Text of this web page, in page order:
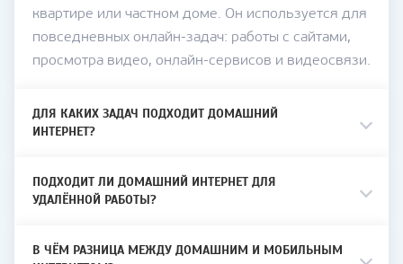
и условия зависят от адреса, типа дома и
технической возможности подключения.
Где доступны услуги
Услуги предоставляются во Владивостоке,
Надеждинском, Врангеле, Заводском,
Новом, Славянке и Тавричанке.
проверит конкретный адрес и подскажет,
квартире или частном доме. Он используется для
повседневных онлайн-задач: работы с сайтами,
просмотра видео, онлайн-сервисов и видеосвязи.
ДЛЯ КАКИХ ЗАДАЧ ПОДХОДИТ ДОМАШНИЙ
ИНТЕРНЕТ?
ПОДХОДИТ ЛИ ДОМАШНИЙ ИНТЕРНЕТ ДЛЯ
УДАЛЁННОЙ РАБОТЫ?
В ЧЁМ РАЗНИЦА МЕЖДУ ДОМАШНИМ И МОБИЛЬНЫМ